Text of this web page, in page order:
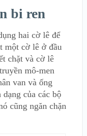
bi ren
hai cờ lê để
một cờ lê ở đầu
chặt và cờ lê
mô-men
van và ống
của các bộ
cũng ngăn chặn